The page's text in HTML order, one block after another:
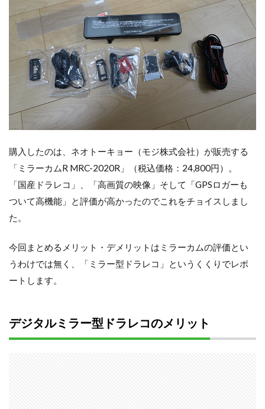
購入したのは、ネオトーキョー（モジ株式会社）が販売する
「ミラーカムR MRC-2020R」（税込価格：24,800円）。
「国産ドラレコ」、「高画質の映像」そして「GPSロガーも
ついて高機能」と評価が高かったのでこれをチョイスしまし
た。
今回まとめるメリット・デメリットはミラーカムの評価とい
うわけでは無く、「ミラー型ドラレコ」というくくりでレポ
ートします。
デジタルミラー型ドラレコのメリット